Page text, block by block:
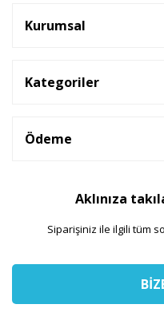
Kurumsal
Kategoriler
Ödeme
Aklınıza
Siparişiniz ile ilgili tüm